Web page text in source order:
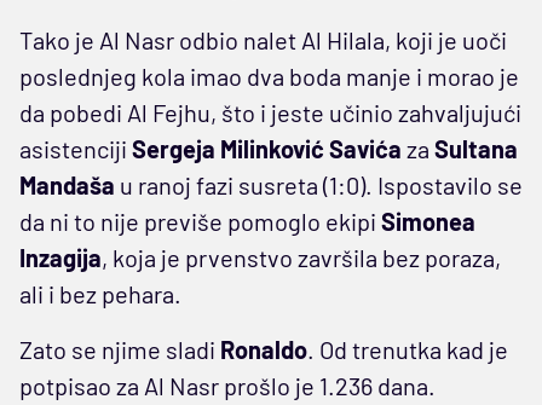
Tako je Al Nasr odbio nalet Al Hilala, koji je uoči
poslednjeg kola imao dva boda manje i morao je
da pobedi Al Fejhu, što i jeste učinio zahvaljujući
asistenciji Sergeja Milinković Savića za Sultana
Mandaša u ranoj fazi susreta (1:0). Ispostavilo se
da ni to nije previše pomoglo ekipi Simonea
Inzagija, koja je prvenstvo završila bez poraza,
ali i bez pehara.
Zato se njime sladi Ronaldo. Od trenutka kad je
potpisao za Al Nasr prošlo je 1.236 dana.